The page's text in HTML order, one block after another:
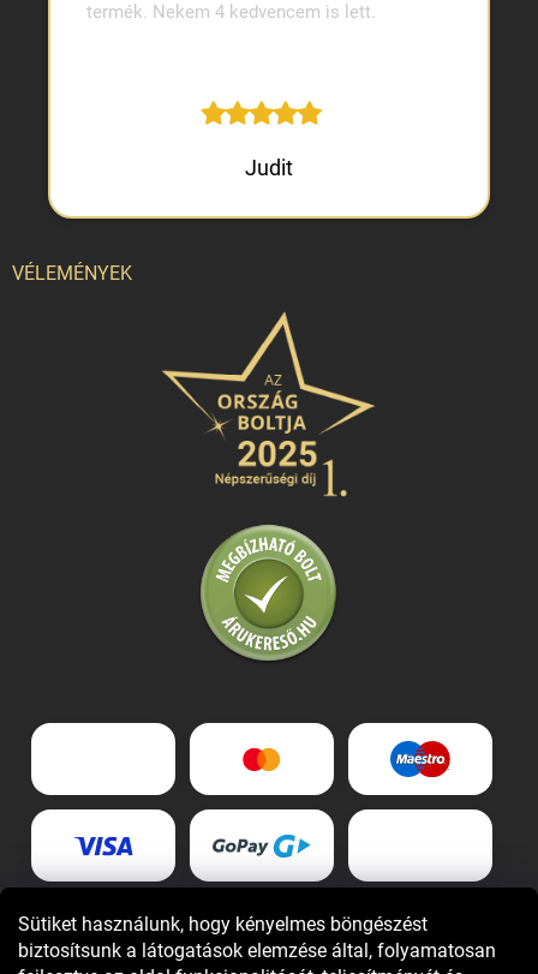
Sütiket használunk, hogy kényelmes böngészést
biztosítsunk a látogatások elemzése által, folyamatosan
termék. Nekem 4 kedvencem is lett.
Judit
VÉLEMÉNYEK